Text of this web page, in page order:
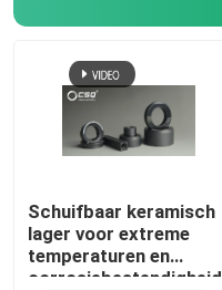
Schuifbaar keramisch
lager voor extreme
temperaturen en
corrosiebestendigheid